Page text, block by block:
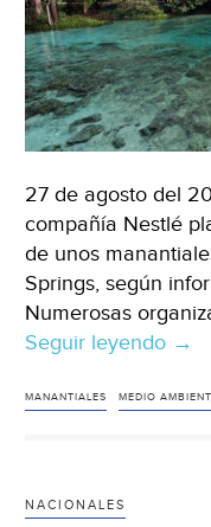
27 de agosto del
compañía Nestlé
de unos
Springs, según
Numerosas
Seguir leyendo →
MANANTIALES MEDIO
NACIONALES